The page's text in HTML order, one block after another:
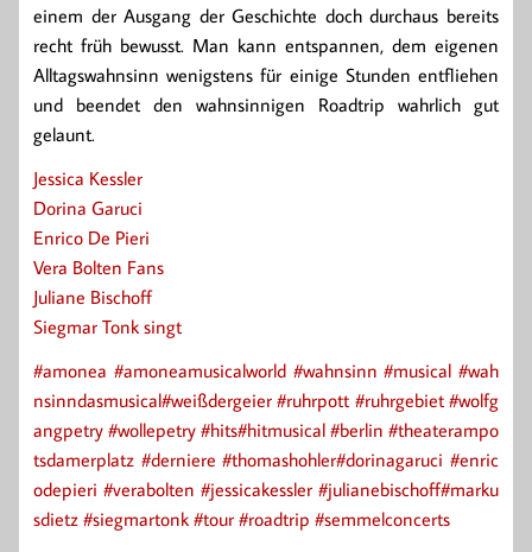
einem der Ausgang der Geschichte doch durchaus bereits
recht früh bewusst. Man kann entspannen, dem eigenen
Alltagswahnsinn wenigstens für einige Stunden entfliehen
und beendet den wahnsinnigen Roadtrip wahrlich gut
gelaunt.
Jessica Kessler
Dorina Garuci
Enrico De Pieri
Vera Bolten Fans
Juliane Bischoff
Siegmar Tonk singt
#amonea #amoneamusicalworld #wahnsinn #musical #wah
nsinndasmusical#weißdergeier #ruhrpott #ruhrgebiet #wolfg
angpetry #wollepetry #hits#hitmusical #berlin #theaterampo
tsdamerplatz #derniere #thomashohler#dorinagaruci #enric
odepieri #verabolten #jessicakessler #julianebischoff#marku
sdietz #siegmartonk #tour #roadtrip #semmelconcerts